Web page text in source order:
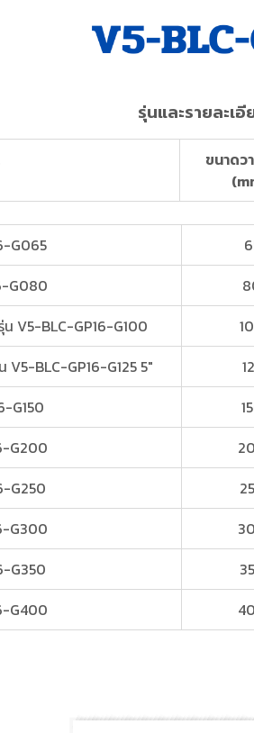
รุ่นและรายละเ
ขนาดว
G065
G080
V5-BLC-GP16-G100
BLC-GP16-G125 5″
G150
G200
G250
G300
G350
G400